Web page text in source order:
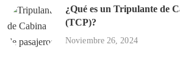
¿Qué es un Tripulante de
(TCP)?
Noviembre 26, 2024